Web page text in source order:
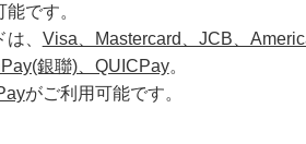
です。
、 Visa、Mastercard、JCB、
銀聯)、QUICPay。
がご利用可能です。